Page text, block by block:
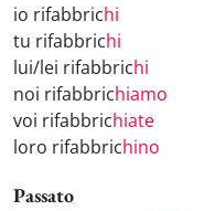
io rifabbrichi
tu rifabbrichi
lui/lei rifabbrichi
noi rifabbrichiamo
voi rifabbrichiate
loro rifabbrichino
Passato